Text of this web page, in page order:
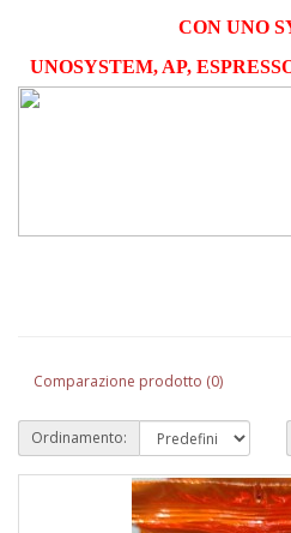
CON UNO
UNOSYSTEM,AP,
Comparazione prodotto (0)
Ordinamento: